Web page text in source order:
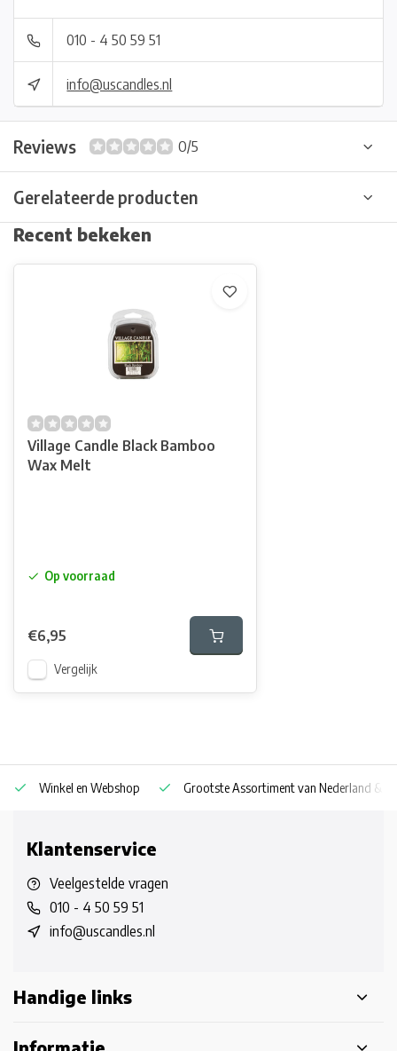
010 - 4 50 59 51
info@uscandles.nl
Reviews 0/5
Gerelateerde producten
Recent bekeken
Village Candle Black Bamboo
Wax Melt
Op voorraad
€6,95
Vergelijk
Winkel en Webshop Grootste Assortiment van Nederland &
Klantenservice
Veelgestelde vragen
010 - 4 50 59 51
info@uscandles.nl
Handige links